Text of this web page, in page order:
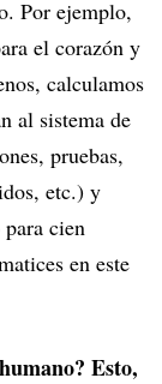
Por ejemplo,
el corazón y
calculamos
al sistema de
pruebas,
etc.) y
cien
en este
Esto,